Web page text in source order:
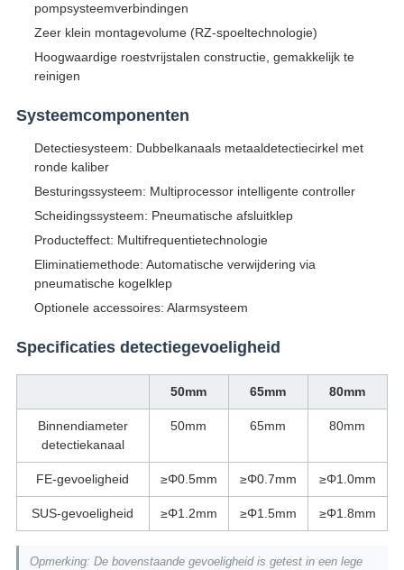
pompsysteemverbindingen
Zeer klein montagevolume (RZ-spoeltechnologie)
Hoogwaardige roestvrijstalen constructie, gemakkelijk te
reinigen
Systeemcomponenten
Detectiesysteem: Dubbelkanaals metaaldetectiecirkel met
ronde kaliber
Besturingssysteem: Multiprocessor intelligente controller
Scheidingssysteem: Pneumatische afsluitklep
Producteffect: Multifrequentietechnologie
Eliminatiemethode: Automatische verwijdering via
pneumatische kogelklep
Optionele accessoires: Alarmsysteem
Specificaties detectiegevoeligheid
50mm 65mm 80mm
Binnendiameter
detectiekanaal
50mm 65mm 80mm
FE-gevoeligheid ≥Φ0.5mm ≥Φ0.7mm ≥Φ1.0mm
SUS-gevoeligheid ≥Φ1.2mm ≥Φ1.5mm ≥Φ1.8mm
Opmerking: De bovenstaande gevoeligheid is getest in een lege